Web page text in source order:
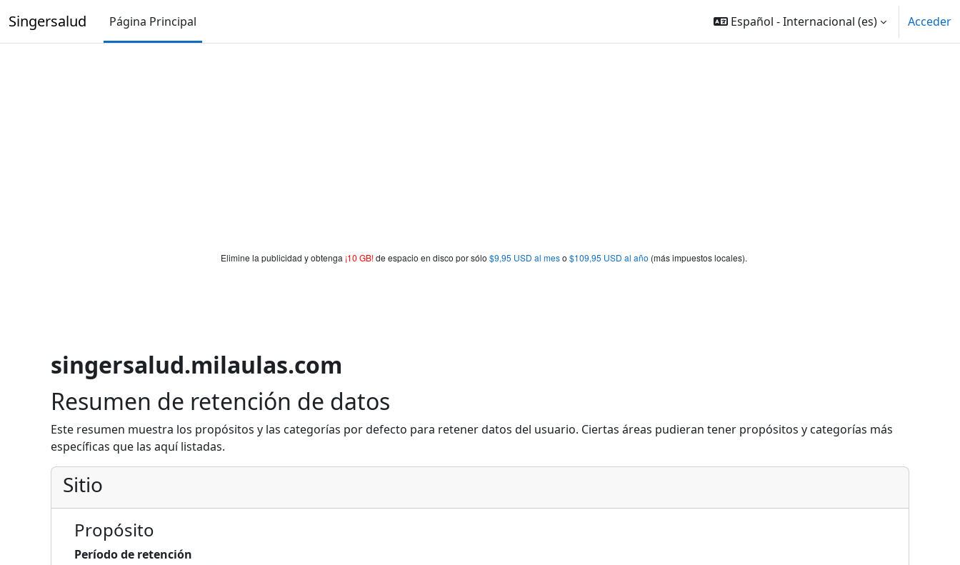
Elimine la publicidad y obtenga ¡10 GB!de espacio en disco por sólo $9,95 USD al meso $109,95 USD al año (más impuestos locales).
Singersalud Página Principal Español - Internacional ‎(es)‎ Acceder
singersalud.milaulas.com
Resumen de retención de datos
Este resumen muestra los propósitos y las categorías por defecto para retener datos del usuario. Ciertas áreas pudieran tener propósitos y categorías más
específicas que las aquí listadas.
Sitio
Propósito
Período de retención